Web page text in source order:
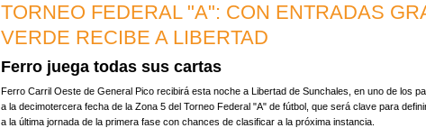
TORNEO FEDERAL "A": CON ENTRADAS
VERDE RECIBE A LIBERTAD
Ferro juega todas sus cartas
Ferro Carril Oeste de General Pico recibirá esta noche a Libertad de Sunchales, en uno de los
a la decimotercera fecha de la Zona 5 del Torneo Federal "A" de fútbol, que será clave para
a la última jornada de la primera fase con chances de clasificar a la próxima instancia.